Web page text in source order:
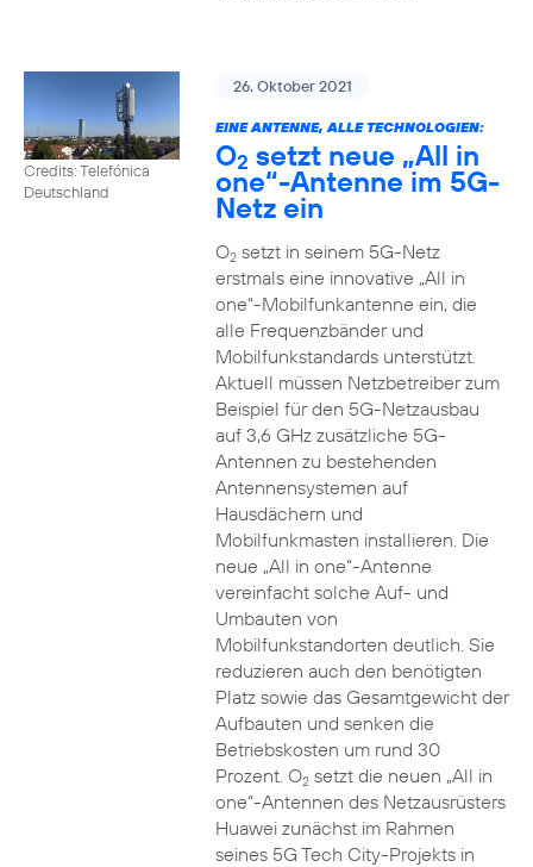
Credits: Telefónica
Deutschland
26. Oktober 2021
EINE ANTENNE, ALLE TECHNOLOGIEN:
O2 setzt neue „All in
one“-Antenne im 5G-
Netz ein
O2setzt in seinem 5G-Netz
erstmals eine innovative „All in
one“-Mobilfunkantenne ein, die
alle Frequenzbänder und
Mobilfunkstandards unterstützt.
Aktuell müssen Netzbetreiber zum
Beispiel für den 5G-Netzausbau
auf 3,6 GHz zusätzliche 5G-
Antennen zu bestehenden
Antennensystemen auf
Hausdächern und
Mobilfunkmasten installieren. Die
neue „All in one“-Antenne
vereinfacht solche Auf- und
Umbauten von
Mobilfunkstandorten deutlich. Sie
reduzieren auch den benötigten
Platz sowie das Gesamtgewicht der
Aufbauten und senken die
Betriebskosten um rund 30
Prozent. O2setzt die neuen „All in
one“-Antennen des Netzausrüsters
Huawei zunächst im Rahmen
seines 5G Tech City-Projekts in